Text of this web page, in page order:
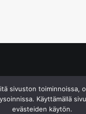
sivuston toiminnoissa,
Käyttämällä
evästeiden käytön.